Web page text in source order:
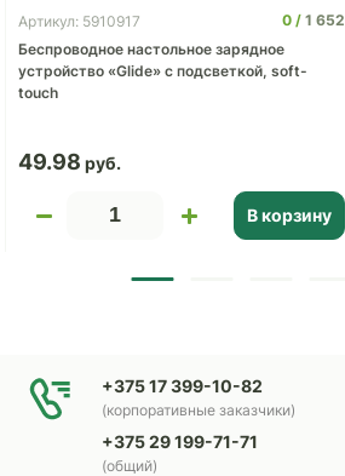
Артикул: 5910917 0
1 652
Беспроводное настольное зарядное
устройство «Glide» с подсветкой, soft-
touch
49.98
В корзину
+375 17 399-10-82
(корпоративные заказчики)
+375 29 199-71-71
(общий)